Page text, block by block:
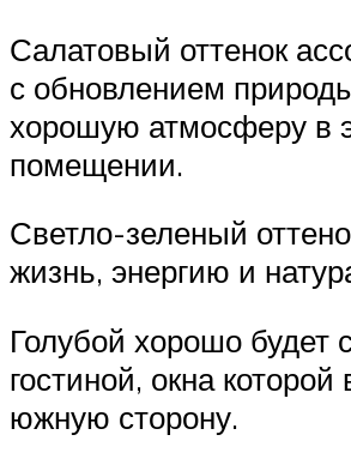
Салатовый оттенок
с обновлением
хорошую атмосферу в
помещении.
Светло-зеленый
жизнь, энергию и
Голубой хорошо будет
гостиной, окна
южную сторону.